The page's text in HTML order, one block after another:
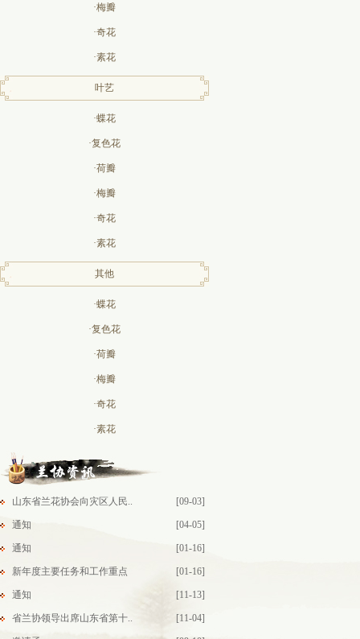
·梅瓣
·奇花
·素花
叶艺
·蝶花
·复色花
·荷瓣
·梅瓣
·奇花
·素花
其他
·蝶花
·复色花
·荷瓣
·梅瓣
·奇花
·素花
[09-03]
山东省兰花协会向灾区人民..
[04-05]
通知
[01-16]
通知
[01-16]
新年度主要任务和工作重点
[11-13]
通知
[11-04]
省兰协领导出席山东省第十..